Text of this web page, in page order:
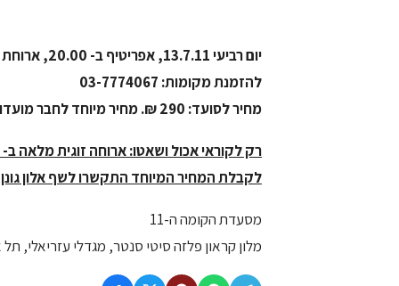
יום רביעי 13.7.11, אפריטיף ב- 20.00, ארוחת הערב תחל ב- 20.30
להזמנת מקומות: 03-7774067
מחיר לסועד: 290 ₪. מחיר מיוחד לחבר מועדון של יקב כרמי יוסף ברבדו: 260 ₪
רק לקוראי אכול ושאטו: ארוחה זוגית מלאה ב- 400 ש"ח בערב זה.
לקבלת המחיר המיוחד התקשרו לשף אלון גונן, 054-
מסעדת הקומה ה-11
מלון קראון פלזה סיטי סנטר, מגדלי עזריאלי,